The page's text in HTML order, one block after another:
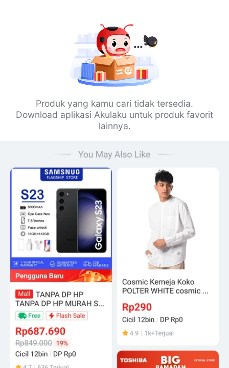
Produk yang kamu cari tidak tersedia.
Download aplikasi Akulaku untuk produk favorit
lainnya.